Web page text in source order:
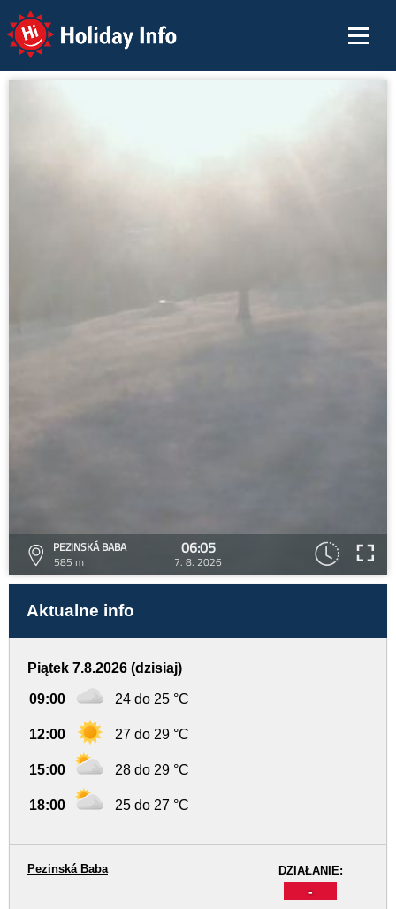
Holiday Info
PEZINSKÁ BABA
585 m
06:05
7. 8. 2026
Aktualne info
Piątek 7.8.2026 (dzisiaj)
09:00 24 do 25 °C
12:00 27 do 29 °C
15:00 28 do 29 °C
18:00 25 do 27 °C
DZIAŁANIE:
-
Pezinská Baba